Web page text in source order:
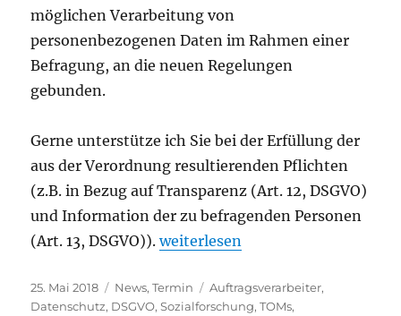
möglichen Verarbeitung von
personenbezogenen Daten im Rahmen einer
Befragung, an die neuen Regelungen
gebunden.
Gerne unterstütze ich Sie bei der Erfüllung der
aus der Verordnung resultierenden Pflichten
(z.B. in Bezug auf Transparenz (Art. 12, DSGVO)
und Information der zu befragenden Personen
(Art. 13, DSGVO)).„Wirksamwerden der DSGVO am
weiterlesen
Veröffentlicht
am
25. Mai 2018 Kategorien
News,Termin Schlagwörter
Auftragsverarbeiter,
Datenschutz, DSGVO,Sozialforschung,TOMs,